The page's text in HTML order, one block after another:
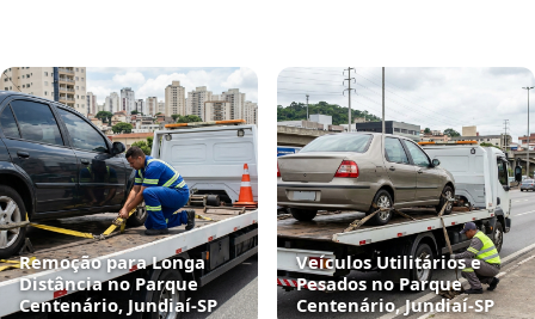
Remoção para Longa
Distância no Parque
Centenário, Jundiaí‑SP
Veículos Utilitários e
Pesados no Parque
Centenário, Jundiaí‑SP